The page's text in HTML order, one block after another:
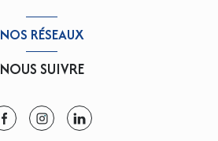
NOS RÉSEAUX
NOUS SUIVRE